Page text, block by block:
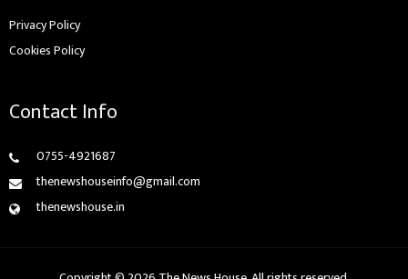
Privacy Policy
Cookies Policy
Contact Info
0755-4921687
thenewshouseinfo@gmail.com
thenewshouse.in